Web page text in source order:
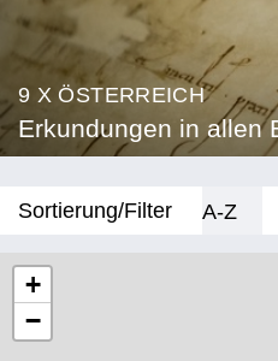
9 X ÖSTERREICH
Erkundungen in allen
Sortierung/Filter
A-Z
+
−